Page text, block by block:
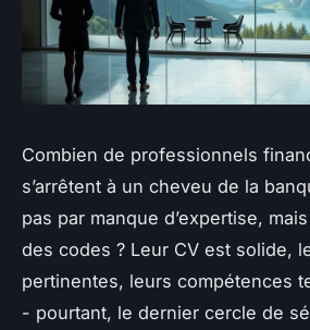
Combien de professionnels
s’arrêtent à un cheveu de la
pas par manque d’expertise,
des codes ? Leur CV est solide,
pertinentes, leurs compétences
- pourtant, le dernier cercle de